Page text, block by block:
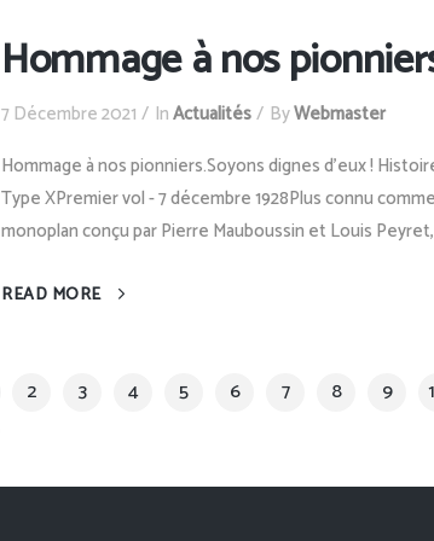
Hommage à nos
7 Décembre 2021 InActualités ByWebmaster
Hommage à nos pionniers.Soyons dignes d’eux !
Type XPremier vol - 7 décembre 1928Plus connu
monoplan conçu par Pierre Mauboussin et Louis
READ MORE
2 3 4 5 6 7 8 9